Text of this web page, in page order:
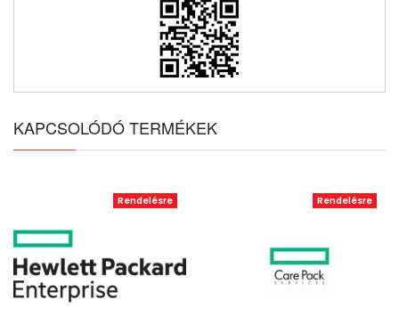
KAPCSOLÓDÓ TERMÉKEK
Rendelésre Rendelésre